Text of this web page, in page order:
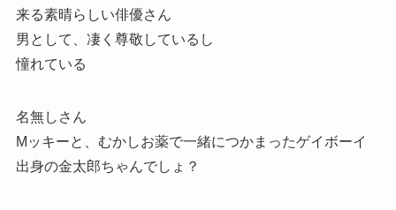
来る素晴らしい俳優さん
男として、凄く尊敬しているし
憧れている
名無しさん
Mッキーと、むかしお薬で一緒につかまったゲイボーイ
出身の金太郎ちゃんでしょ？